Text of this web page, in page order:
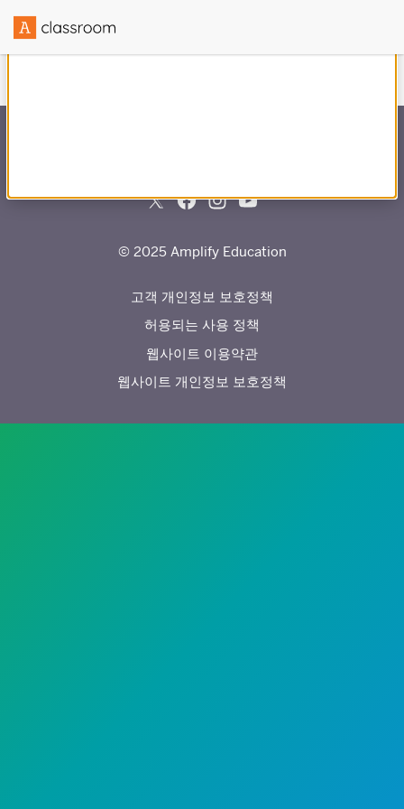
© 2025 Amplify Education
고객 개인정보 보호정책
허용되는 사용 정책
웹사이트 이용약관
웹사이트 개인정보 보호정책